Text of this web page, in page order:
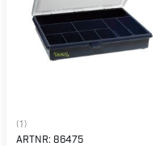
(1)
ARTNR: 86475